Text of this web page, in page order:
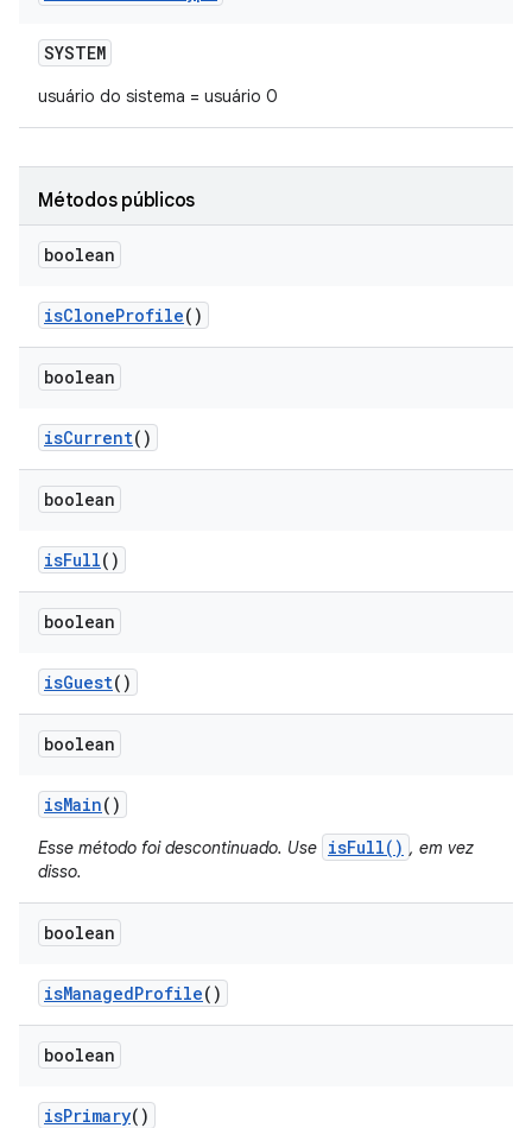
SYSTEM
usuário do sistema = usuário 0
Métodos públicos
boolean
isCloneProfile()
boolean
isCurrent()
boolean
isFull()
boolean
isGuest()
boolean
isMain()
Esse método foi descontinuado. Use isFull() , em vez
disso.
boolean
isManagedProfile()
boolean
isPrimary()